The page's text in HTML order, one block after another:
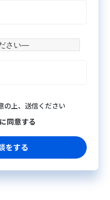
の上、送信ください
同意する